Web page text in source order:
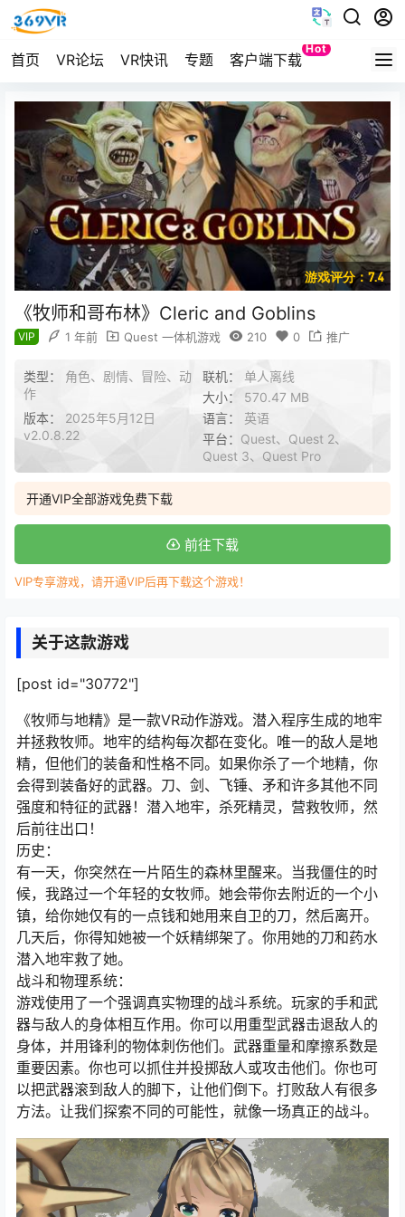
首页 VR论坛 VR快讯 专题 客户端下载
Hot
Quest
游戏评分：7.4
《牧师和哥布林》Cleric and Goblins
VIP 1 年前 Quest 一体机游戏 210 0 推广
类型： 角色、剧情、冒险、动
作
联机： 单人离线
大小： 570.47 MB
版本： 2025年5月12日
v2.0.8.22
语言： 英语
平台： Quest、Quest 2、
Quest 3、Quest Pro
开通VIP全部游戏免费下载
前往下载
VIP专享游戏，请开通VIP后再下载这个游戏！
关于这款游戏
[post id="30772"]
《牧师与地精》是一款VR动作游戏。潜入程序生成的地牢
并拯救牧师。地牢的结构每次都在变化。唯一的敌人是地
精，但他们的装备和性格不同。如果你杀了一个地精，你
会得到装备好的武器。刀、剑、飞锤、矛和许多其他不同
强度和特征的武器！潜入地牢，杀死精灵，营救牧师，然
后前往出口！
历史：
有一天，你突然在一片陌生的森林里醒来。当我僵住的时
候，我路过一个年轻的女牧师。她会带你去附近的一个小
镇，给你她仅有的一点钱和她用来自卫的刀，然后离开。
几天后，你得知她被一个妖精绑架了。你用她的刀和药水
潜入地牢救了她。
战斗和物理系统：
游戏使用了一个强调真实物理的战斗系统。玩家的手和武
器与敌人的身体相互作用。你可以用重型武器击退敌人的
身体，并用锋利的物体刺伤他们。武器重量和摩擦系数是
重要因素。你也可以抓住并投掷敌人或攻击他们。你也可
以把武器滚到敌人的脚下，让他们倒下。打败敌人有很多
方法。让我们探索不同的可能性，就像一场真正的战斗。